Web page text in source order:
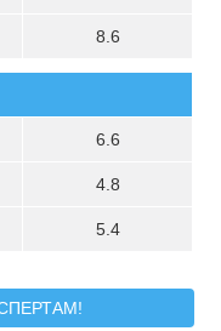
8.6
6.6
4.8
5.4